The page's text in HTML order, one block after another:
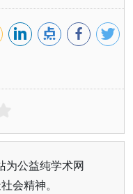
公益纯学术网
会精神。